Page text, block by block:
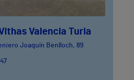
Valencia Turia
Joaquín Benlloch, 89